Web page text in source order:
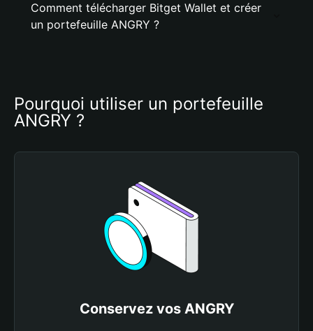
Comment télécharger Bitget Wallet et créer
un portefeuille ANGRY ?
Pourquoi utiliser un portefeuille
ANGRY ?
Conservez vos ANGRY